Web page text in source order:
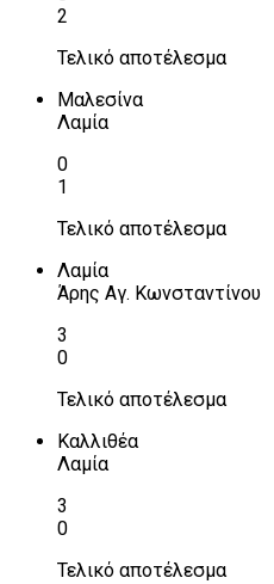
2
Τελικό αποτέλεσμα
Μαλεσίνα
Λαμία
0
1
Τελικό αποτέλεσμα
Λαμία
Άρης Αγ. Κωνσταντίνου
3
0
Τελικό αποτέλεσμα
Καλλιθέα
Λαμία
3
0
Τελικό αποτέλεσμα